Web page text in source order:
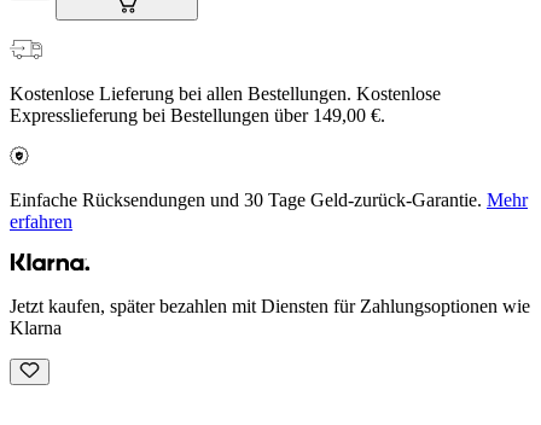
Kostenlose Lieferung bei allen Bestellungen. Kostenlose
Expresslieferung bei Bestellungen über 149,00 €.
Einfache Rücksendungen und 30 Tage Geld-zurück-Garantie. Mehr
erfahren
Jetzt kaufen, später bezahlen mit Diensten für Zahlungsoptionen wie
Klarna